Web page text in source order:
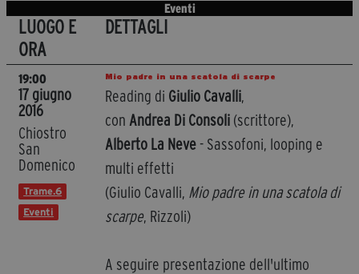
Eventi
LUOGO E
ORA
DETTAGLI
19:00
17 giugno
2016
Chiostro
San
Domenico
Trame.6
Eventi
Mio padre in una scatola di scarpe
Reading di Giulio Cavalli,
con Andrea Di Consoli (scrittore),
Alberto La Neve - Sassofoni, looping e
multi effetti
(Giulio Cavalli, Mio padre in una scatola di
scarpe, Rizzoli)
A seguire presentazione dell'ultimo